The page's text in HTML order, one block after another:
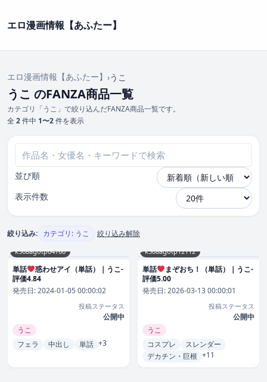
エロ漫画情報【あふたー】
エロ漫画情報【あふたー】 ›うこ
うこ のFANZA商品一覧
カテゴリ「うこ」で絞り込んだFANZA商品一覧です。
全 2件中 1〜2件を表示
並び順
表示件数
絞り込み: カテゴリ: うこ 絞り込み解除
k568agotp04760
単話
惑わせアイ（単話）｜うこ-
評価4.84
発売日:2024-01-05 00:00:02
投稿ステータス
公開中
うこ
フェラ
中出し 単話 +3
k568agotp12112
単話
まぞおち！（単話）｜うこ-
評価5.00
発売日:2026-03-13 00:00:01
投稿ステータス
公開中
うこ
コスプレ
スレンダー
デカチン・巨根 +11